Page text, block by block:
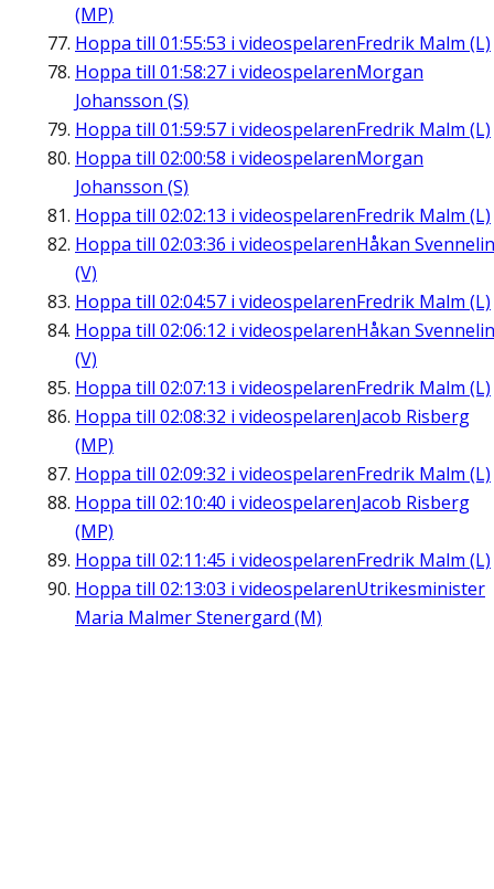
(MP)
Hoppa till 01:55:53 i videospelarenFredrik Malm (L)
Hoppa till 01:58:27 i videospelarenMorgan
Johansson (S)
Hoppa till 01:59:57 i videospelarenFredrik Malm (L)
Hoppa till 02:00:58 i videospelarenMorgan
Johansson (S)
Hoppa till 02:02:13 i videospelarenFredrik Malm (L)
Hoppa till 02:03:36 i videospelarenHåkan
(V)
Hoppa till 02:04:57 i videospelarenFredrik Malm (L)
Hoppa till 02:06:12 i videospelarenHåkan
(V)
Hoppa till 02:07:13 i videospelarenFredrik Malm (L)
Hoppa till 02:08:32 i videospelarenJacob Risberg
(MP)
Hoppa till 02:09:32 i videospelarenFredrik Malm (L)
Hoppa till 02:10:40 i videospelarenJacob Risberg
(MP)
Hoppa till 02:11:45 i videospelarenFredrik Malm (L)
Hoppa till 02:13:03 i videospelarenUtrikesminister
Maria Malmer Stenergard (M)